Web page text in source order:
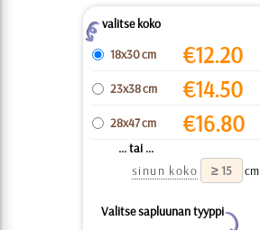
Zvalitse koko
18x30 cm
€12.20
23x38 cm €14.50
28x47 cm €16.80
... tai ...
sinun koko
cm
Valitse sapluunan tyyppi
Y